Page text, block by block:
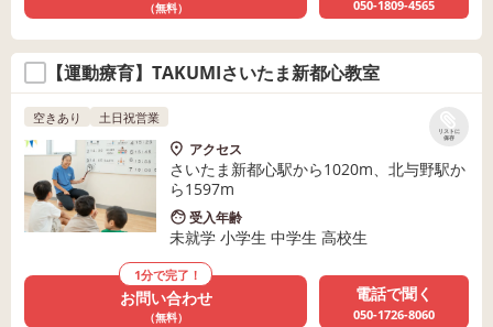
（無料） 050-1809-4565
【運動療育】TAKUMIさいたま新都心教室
リストに
保存
空きあり 土日祝営業
アクセス
さいたま新都心駅から1020m、北与野駅か
ら1597m
受入年齢
未就学 小学生 中学生 高校生
1分で完了！
お問い合わせ
（無料）
電話で聞く
050-1726-8060